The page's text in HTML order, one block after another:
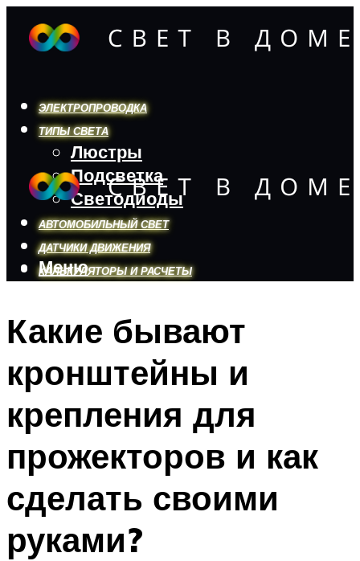
ЭЛЕКТРОПРОВОДКА
ТИПЫ СВЕТА
Люстры
Подсветка
Светодиоды
АВТОМОБИЛЬНЫЙ СВЕТ
ДАТЧИКИ ДВИЖЕНИЯ
КАЛЬКУЛЯТОРЫ И РАСЧЕТЫ
Меню
Меню
Какие бывают
кронштейны и
крепления для
прожекторов и как
сделать своими
руками?